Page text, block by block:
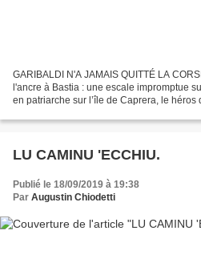
GARIBALDI N'A JAMAIS QUITTÉ LA
l'ancre à Bastia : une escale impromptue
en patriarche sur l’île de Caprera, le héros
LU CAMINU 'ECCHIU.
Publié le 18/09/2019 à 19:38
Par Augustin Chiodetti